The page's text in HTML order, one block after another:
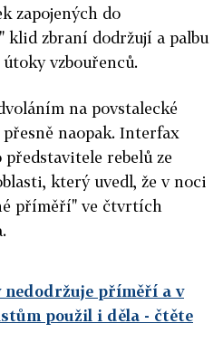
zapojených do
zbraní dodržují a palbu
vzbouřenců.
na povstalecké
naopak. Interfax
rebelů ze
který uvedl, že v noci
příměří" ve čtvrtích
nedodržuje příměří a v
použil i děla - čtěte